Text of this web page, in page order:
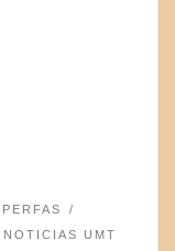
NOTICIAS UMT